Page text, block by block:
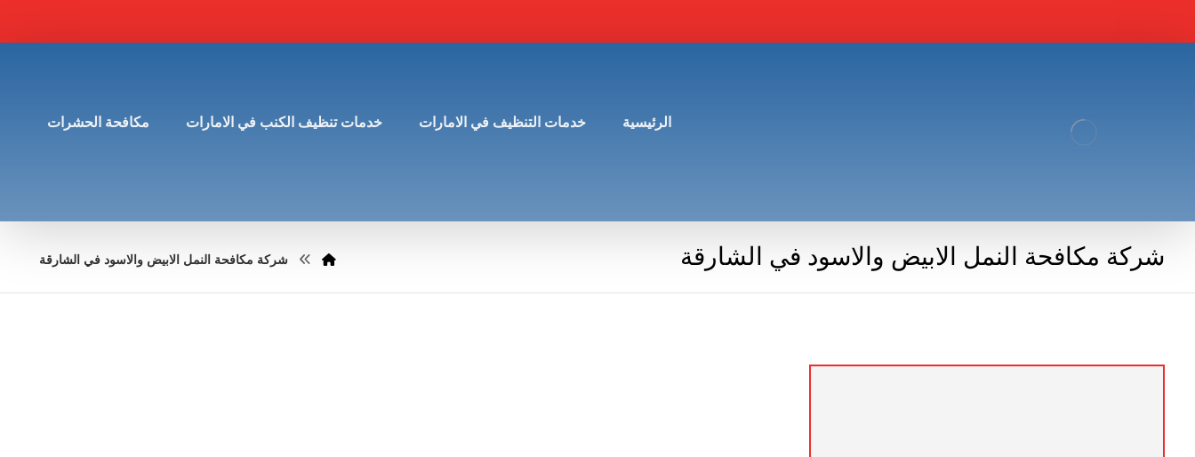
الرئيسية خدمات التنظيف في الامارات خدمات تنظيف الكنب في الامارات مكافحة الحشرات
شركة مكافحة النمل الابيض والاسود في الشارقة شركة مكافحة النمل الابيض والاسود في الشارقة